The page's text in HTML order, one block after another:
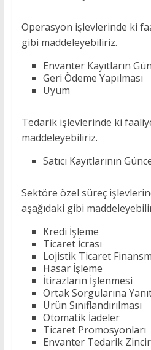
Operasyon işlevlerinde ki
gibi maddeleyebiliriz.
Envanter Kayıtların
Geri Ödeme Yapılması
Uyum
Tedarik işlevlerinde ki
maddeleyebiliriz.
Satıcı Kayıtlarının
Sektöre özel süreç
aşağıdaki gibi
Kredi İşleme
Ticaret İcrası
Lojistik Ticaret
Hasar İşleme
İtirazların İşlenmesi
Ortak Sorgularına
Ürün Sınıflandırılması
Otomatik İadeler
Ticaret Promosyonları
Envanter Tedarik